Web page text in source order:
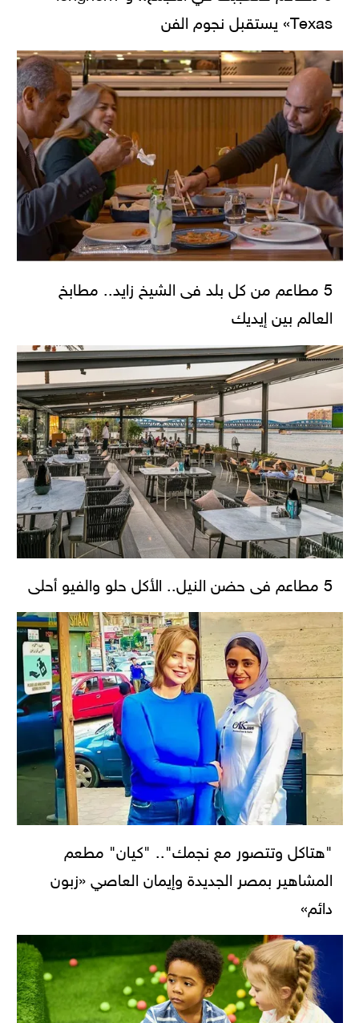
Texas» يستقبل نجوم الفن
5 مطاعم من كل بلد فى الشيخ زايد.. مطابخ
العالم بين إيديك
5 مطاعم فى حضن النيل.. الأكل حلو والفيو أحلى
"هتاكل وتتصور مع نجمك".. "كيان" مطعم
المشاهير بمصر الجديدة وإيمان العاصي «زبون
دائم»